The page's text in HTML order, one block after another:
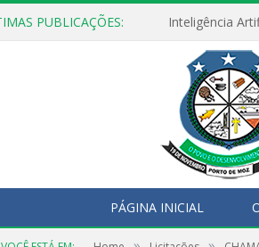
PUBLICAÇÕES:
PÁGINA INICIAL